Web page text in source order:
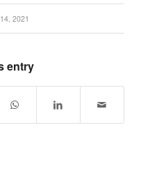
2021
entry